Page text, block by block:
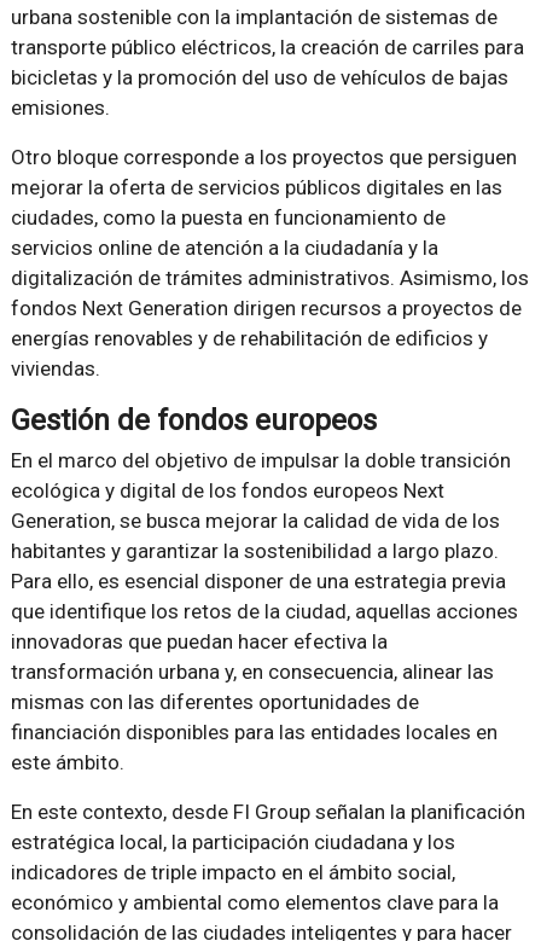
urbana sostenible con la implantación de sistemas de
transporte público eléctricos, la creación de carriles para
bicicletas y la promoción del uso de vehículos de bajas
emisiones.
Otro bloque corresponde a los proyectos que persiguen
mejorar la oferta de servicios públicos digitales en las
ciudades, como la puesta en funcionamiento de
servicios online de atención a la ciudadanía y la
digitalización de trámites administrativos. Asimismo, los
fondos Next Generation dirigen recursos a proyectos de
energías renovables y de rehabilitación de edificios y
viviendas.
Gestión de fondos europeos
En el marco del objetivo de impulsar la doble transición
ecológica y digital de los fondos europeos Next
Generation, se busca mejorar la calidad de vida de los
habitantes y garantizar la sostenibilidad a largo plazo.
Para ello, es esencial disponer de una estrategia previa
que identifique los retos de la ciudad, aquellas acciones
innovadoras que puedan hacer efectiva la
transformación urbana y, en consecuencia, alinear las
mismas con las diferentes oportunidades de
financiación disponibles para las entidades locales en
este ámbito.
En este contexto, desde FI Group señalan la planificación
estratégica local, la participación ciudadana y los
indicadores de triple impacto en el ámbito social,
económico y ambiental como elementos clave para la
consolidación de las ciudades inteligentes y para hacer